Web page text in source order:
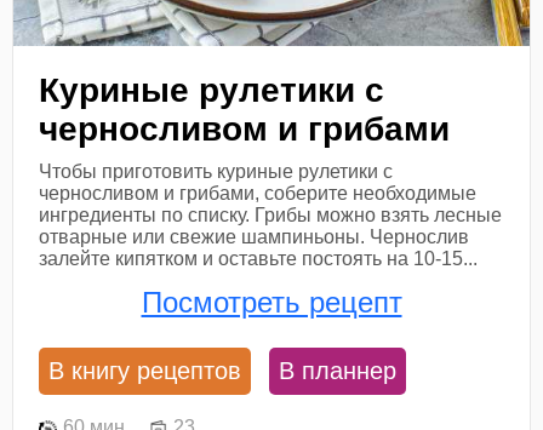
Куриные рулетики с
черносливом и грибами
Чтобы приготовить куриные рулетики с
черносливом и грибами, соберите необходимые
ингредиенты по списку. Грибы можно взять лесные
отварные или свежие шампиньоны. Чернослив
залейте кипятком и оставьте постоять на 10-15...
Посмотреть рецепт
В книгу рецептов В планнер